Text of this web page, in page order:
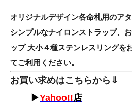
オリジナルデザイン各命札用のア
シンプルなナイロンストラップ、
ップ 大小４種ステンレスリングを
てご利用ください。
お買い求めはこちらから⇓
▶Yahoo!!店